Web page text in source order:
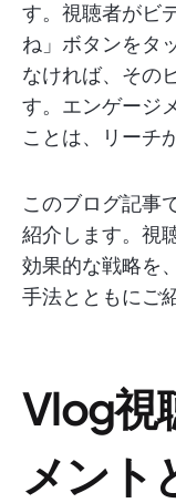
す。視聴者がビ
ね」ボタンをタ
なければ、その
す。エンゲージ
ことは、リーチ
このブログ記事
紹介します。視
効果的な戦略を
手法とともにご
Vlog視
メント